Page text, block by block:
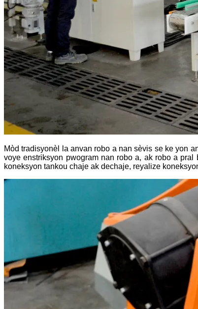
Mòd tradisyonèl la anvan robo a nan sèvis se ke yon
voye enstriksyon pwogram nan robo a, ak robo a
koneksyon tankou chaje ak dechaje, reyalize